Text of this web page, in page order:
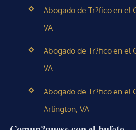
Abogado de Tr?fico en el
VA
Abogado de Tr?fico en el
VA
Abogado de Tr?fico en el
Arlington, VA